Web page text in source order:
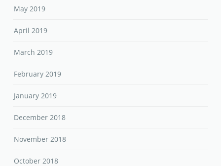
May 2019
April 2019
March 2019
February 2019
January 2019
December 2018
November 2018
October 2018